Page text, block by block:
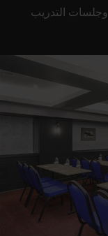
وجلسات التدريب